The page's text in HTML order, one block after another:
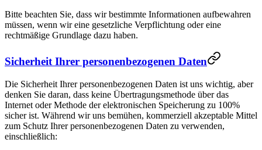
Bitte beachten Sie, dass wir bestimmte Informationen aufbewahren
müssen, wenn wir eine gesetzliche Verpflichtung oder eine
rechtmäßige Grundlage dazu haben.
Sicherheit Ihrer personenbezogenen Daten
Die Sicherheit Ihrer personenbezogenen Daten ist uns wichtig, aber
denken Sie daran, dass keine Übertragungsmethode über das
Internet oder Methode der elektronischen Speicherung zu 100%
sicher ist. Während wir uns bemühen, kommerziell akzeptable Mittel
zum Schutz Ihrer personenbezogenen Daten zu verwenden,
einschließlich: